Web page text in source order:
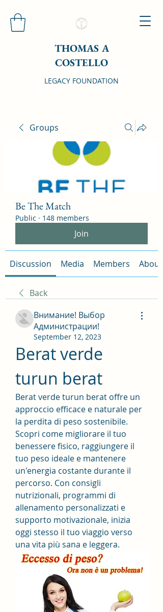
THOMAS A
COSTELLO
LEGACY FOUNDATION
Groups
Be The Match
Public · 148 members
Join
Discussion Media Members About
Back
Внимание! Выбор
Администрации!
September 12, 2023
Berat verde
turun berat
Berat verde turun berat offre un
approccio efficace e naturale per
la perdita di peso sostenibile.
Scopri come migliorare il tuo
benessere fisico, raggiungere il
tuo peso ideale e mantenere
un'energia costante durante il
percorso. Con consigli
nutrizionali, programmi di
allenamento personalizzati e
supporto motivazionale, inizia
oggi stesso il tuo viaggio verso
una vita più sana e leggera.